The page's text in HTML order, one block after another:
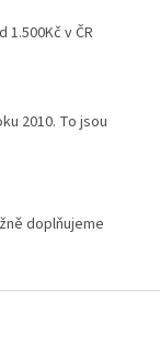
v ČR
2010. To jsou
doplňujeme